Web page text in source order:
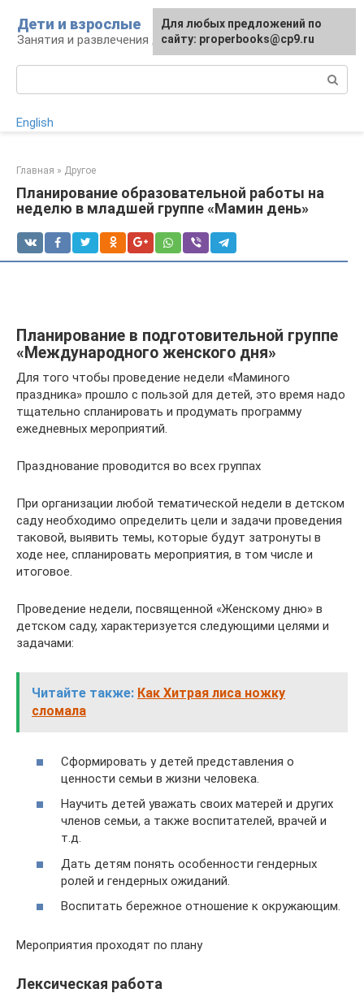
контенту
Дети и взрослые
Занятия и развлечения для дошкольников
English
Главная » Другое
Планирование образовательной работы на
неделю в младшей группе «Мамин день»
Планирование в подготовительной группе
«Международного женского дня»
Для того чтобы проведение недели «Маминого
праздника» прошло с пользой для детей, это время надо
тщательно спланировать и продумать программу
ежедневных мероприятий.
Празднование проводится во всех группах
При организации любой тематической недели в детском
саду необходимо определить цели и задачи проведения
таковой, выявить темы, которые будут затронуты в
ходе нее, спланировать мероприятия, в том числе и
итоговое.
Проведение недели, посвященной «Женскому дню» в
детском саду, характеризуется следующими целями и
задачами:
Читайте также: Как Хитрая лиса ножку
сломала
Сформировать у детей представления о
ценности семьи в жизни человека.
Научить детей уважать своих матерей и других
членов семьи, а также воспитателей, врачей и
т.д.
Дать детям понять особенности гендерных
ролей и гендерных ожиданий.
Воспитать бережное отношение к окружающим.
Мероприятия проходят по плану
Лексическая работа
Для любых предложений по
сайту: properbooks@cp9.ru